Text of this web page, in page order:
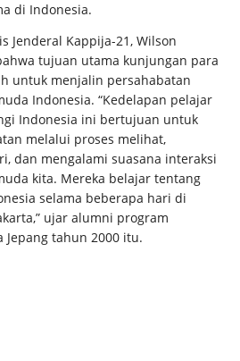
di Indonesia.
Jenderal Kappija-21, Wilson
tujuan utama kunjungan para
untuk menjalin persahabatan
Indonesia. “Kedelapan pelajar
Indonesia ini bertujuan untuk
melalui proses melihat,
dan mengalami suasana interaksi
kita. Mereka belajar tentang
selama beberapa hari di
ujar alumni program
Jepang tahun 2000 itu.